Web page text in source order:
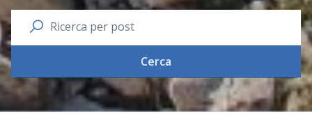
Cerca